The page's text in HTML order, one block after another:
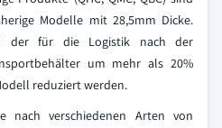
Modelle mit 28,5mm Dicke.
der für die Logistik nach der
um mehr als 20%
reduziert werden.
nach verschiedenen Arten von